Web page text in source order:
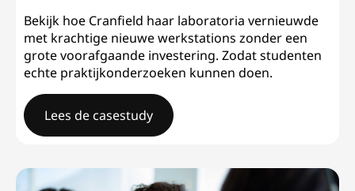
Bekijk hoe Cranfield haar laboratoria vernieuwde
met krachtige nieuwe werkstations zonder een
grote voorafgaande investering. Zodat studenten
echte praktijkonderzoeken kunnen doen.
Lees de casestudy